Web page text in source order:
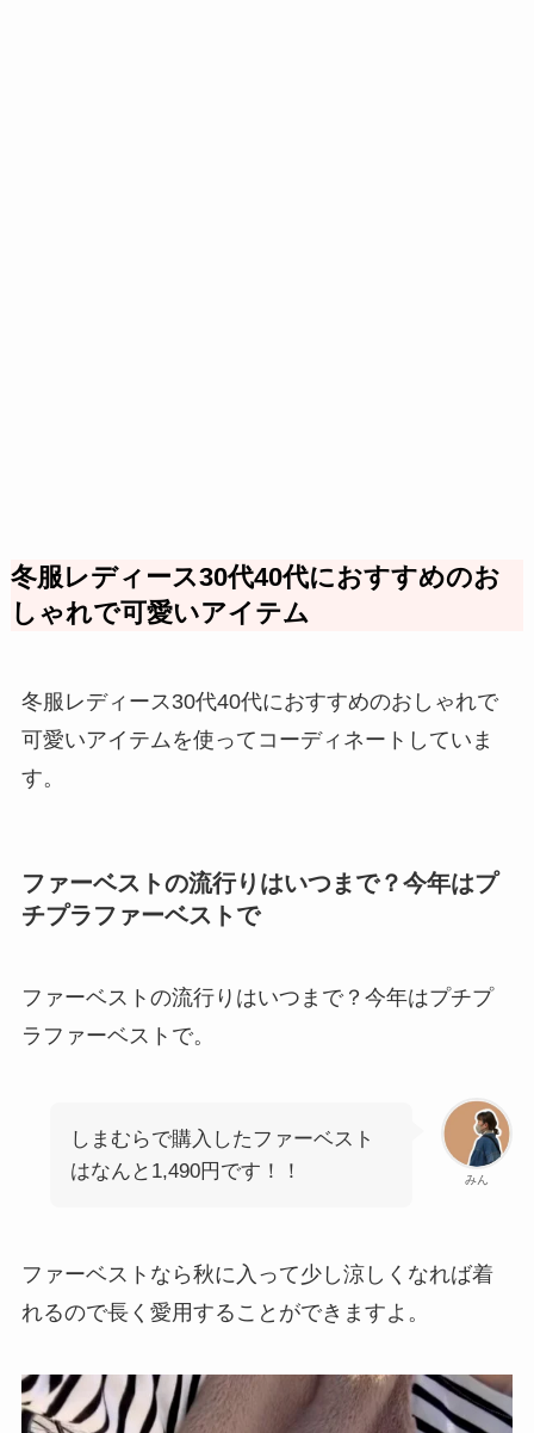
冬服レディース30代40代におすすめのお
しゃれで可愛いアイテム
冬服レディース30代40代におすすめのおしゃれで
可愛いアイテムを使ってコーディネートしていま
す。
ファーベストの流行りはいつまで？今年はプ
チプラファーベストで
ファーベストの流行りはいつまで？今年はプチプ
ラファーベストで。
みん
しまむらで購入したファーベスト
はなんと1,490円です！！
ファーベストなら秋に入って少し涼しくなれば着
れるので長く愛用することができますよ。